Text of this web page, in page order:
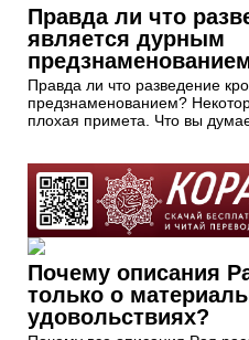
Правда ли что
является дурным
Правда ли что разведение
предзнаменованием?
плохая примета. Что вы
Почему описания
только о
удовольствиях?